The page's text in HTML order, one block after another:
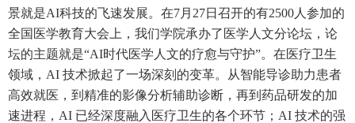
景就是AI科技的飞速发展。在7月27日召开的有2500人参加的
全国医学教育大会上，我们学院承办了医学人文分论坛，论
坛的主题就是“AI时代医学人文的疗愈与守护”。在医疗卫生
领域，AI 技术掀起了一场深刻的变革。从智能导诊助力患者
高效就医，到精准的影像分析辅助诊断，再到药品研发的加
速进程，AI 已经深度融入医疗卫生的各个环节；AI 技术的强